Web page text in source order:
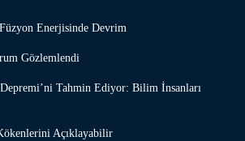
Enerjisinde Devrim
Gözlemlendi
Tahmin Ediyor: Bilim İnsanları
Açıklayabilir